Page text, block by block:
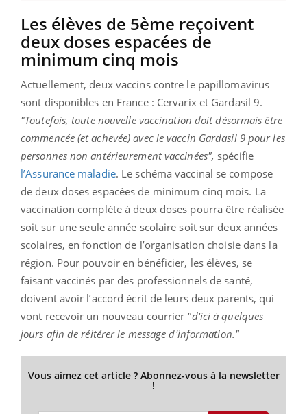
Les élèves de 5ème reçoivent
deux doses espacées de
minimum cinq mois
Actuellement, deux vaccins contre le papillomavirus
sont disponibles en France : Cervarix et Gardasil 9.
"Toutefois, toute nouvelle vaccination doit désormais être
commencée (et achevée) avec le vaccin Gardasil 9 pour les
personnes non antérieurement vaccinées", spécifie
l’Assurance maladie. Le schéma vaccinal se compose
de deux doses espacées de minimum cinq mois. La
vaccination complète à deux doses pourra être réalisée
soit sur une seule année scolaire soit sur deux années
scolaires, en fonction de l’organisation choisie dans la
région. Pour pouvoir en bénéficier, les élèves, se
faisant vaccinés par des professionnels de santé,
doivent avoir l’accord écrit de leurs deux parents, qui
vont recevoir un nouveau courrier "d'ici à quelques
jours afin de réitérer le message d'information."
Vous aimez cet article ? Abonnez-vous à la newsletter
!